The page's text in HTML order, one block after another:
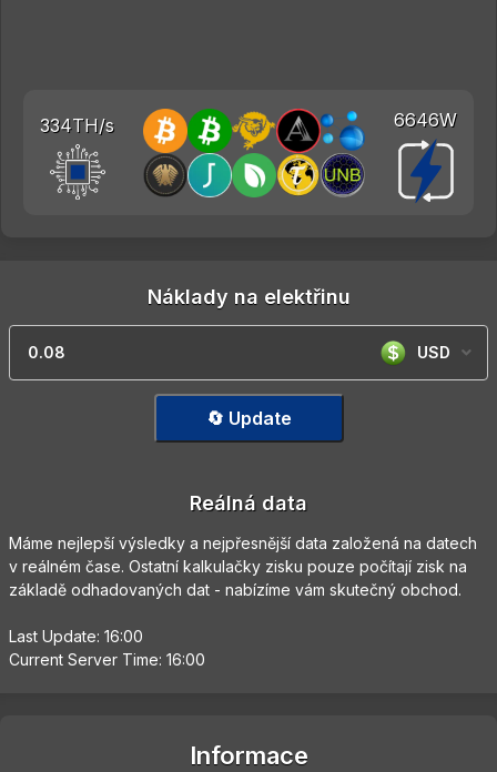
334TH/s 6646W
Náklady na elektřinu
USD
🔄 Update
Reálná data
Máme nejlepší výsledky a nejpřesnější data založená na datech
v reálném čase. Ostatní kalkulačky zisku pouze počítají zisk na
základě odhadovaných dat - nabízíme vám skutečný obchod.
Last Update: 16:00
Current Server Time: 16:00
Informace